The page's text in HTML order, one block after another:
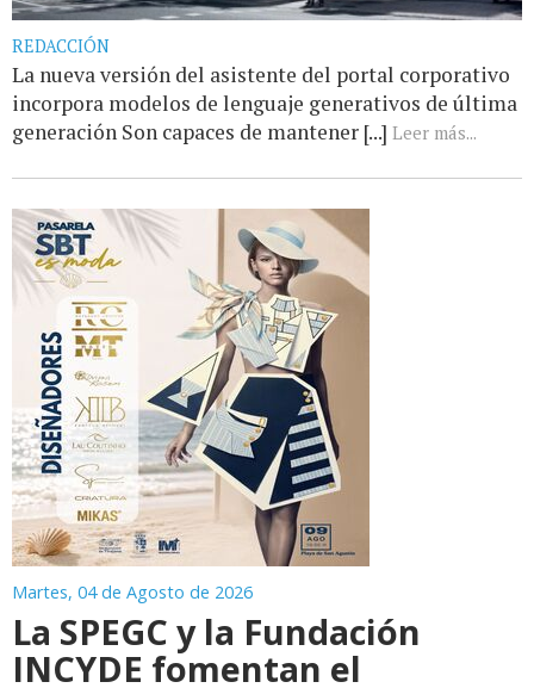
REDACCIÓN
La nueva versión del asistente del portal corporativo
incorpora modelos de lenguaje generativos de última
generación Son capaces de mantener [...] Leer más...
Martes, 04 de Agosto de 2026
La SPEGC y la Fundación
INCYDE fomentan el